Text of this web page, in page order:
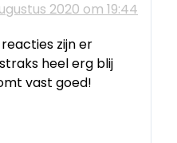
2020 om 19:44
zijn er
heel erg blij
vast goed!